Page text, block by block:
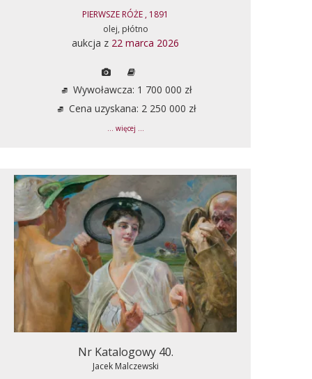
PIERWSZE RÓŻE , 1891
olej, płótno
aukcja z 22 marca 2026
Wywoławcza: 1 700 000 zł
Cena uzyskana: 2 250 000 zł
... więcej ...
Nr Katalogowy 40.
Jacek Malczewski